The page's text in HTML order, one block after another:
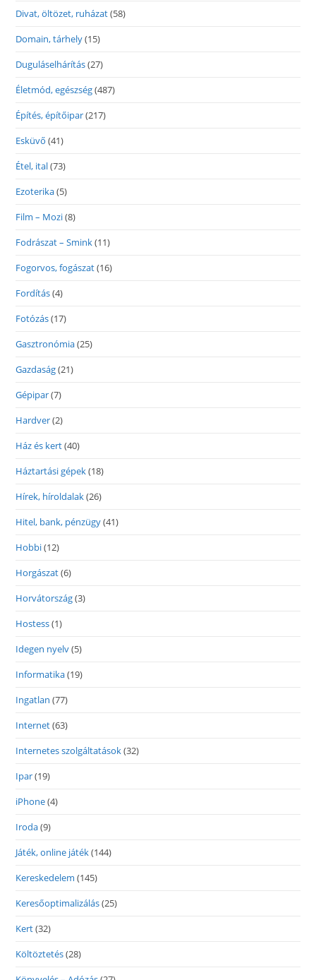
Divat, öltözet, ruházat(58)
Domain, tárhely(15)
Duguláselhárítás(27)
Életmód, egészség(487)
Építés, építőipar(217)
Esküvő (41)
Étel, ital(73)
Ezoterika(5)
Film – Mozi(8)
Fodrászat – Smink(11)
Fogorvos, fogászat(16)
Fordítás(4)
Fotózás(17)
Gasztronómia(25)
Gazdaság(21)
Gépipar(7)
Hardver(2)
Ház és kert(40)
Háztartási gépek(18)
Hírek, híroldalak(26)
Hitel, bank, pénzügy(41)
Hobbi(12)
Horgászat(6)
Horvátország(3)
Hostess(1)
Idegen nyelv(5)
Informatika(19)
Ingatlan (77)
Internet(63)
Internetes szolgáltatások(32)
Ipar(19)
iPhone(4)
Iroda(9)
Játék, online játék(144)
Kereskedelem (145)
Keresőoptimalizálás(25)
Kert(32)
Költöztetés(28)